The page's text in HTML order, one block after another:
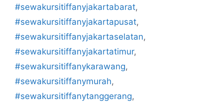
#sewakursitiffanyjakartabarat,
#sewakursitiffanyjakartapusat,
#sewakursitiffanyjakartaselatan,
#sewakursitiffanyjakartatimur,
#sewakursitiffanykarawang,
#sewakursitiffanymurah,
#sewakursitiffanytanggerang,